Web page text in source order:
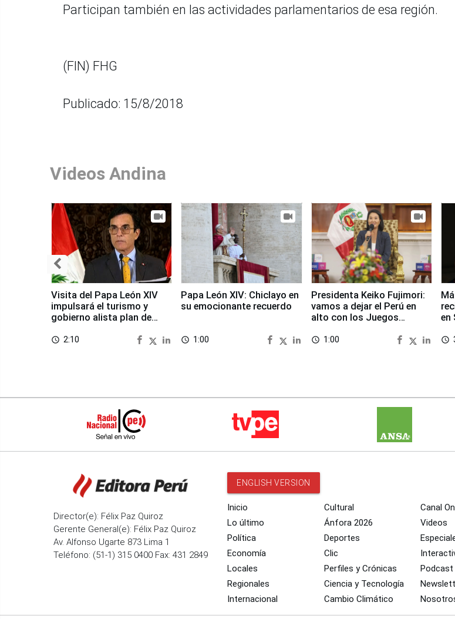
Participan también en las actividades parlamentarios de esa región.
(FIN) FHG
Publicado: 15/8/2018
Videos Andina
Visita del Papa León XIV
impulsará el turismo y
gobierno alista plan de
access_time 2:10
Papa León XIV: Chiclayo en
su emocionante recuerdo
access_time 1:00
Presidenta Keiko Fujimori:
vamos a dejar el Perú en
alto con los Juegos
access_time 1:00
en
access_time
Director(e): Félix Paz Quiroz
Gerente General(e): Félix Paz Quiroz
Av. Alfonso Ugarte 873 Lima 1
Teléfono: (51-1) 315 0400 Fax: 431 2849
ENGLISH VERSION
Inicio
Lo último
Política
Economía
Locales
Regionales
Internacional
Cultural
Ánfora 2026
Deportes
Clic
Perfiles y Crónicas
Ciencia y Tecnología
Cambio Climático
Canal
Videos
Podcast